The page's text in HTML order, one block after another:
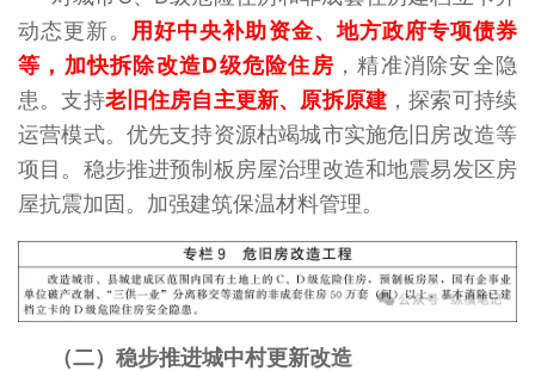
动态更新。 用好中央补助资金、地方政府专项债券
等，加快拆除改造D级危险住房 ，精准消除安全隐
患。支持老旧住房自主更新、原拆原建 ，探索可持续
运营模式。优先支持资源枯竭城市实施危旧房改造等
项目。稳步推进预制板房屋治理改造和地震易发区房
屋抗震加固。加强建筑保温材料管理。
（二）稳步推进城中村更新改造